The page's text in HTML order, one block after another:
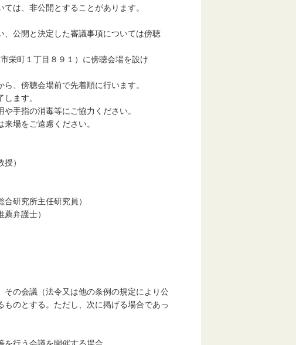
公開とすることがあります。
開と決定した審議事項については傍聴
目８９１）に傍聴会場を設け
会場前で先着順に行います。
す。
消毒等にご協力ください。
ご遠慮ください。
）
主任研究員）
士）
の会議（法令又は他の条例の規定により公
のとする。ただし、次に掲げる場合であっ